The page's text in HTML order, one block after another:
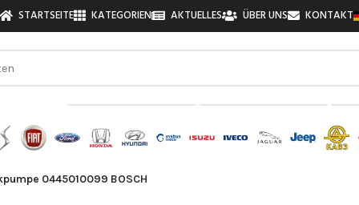
STARTSEITE KATEGORIEN AKTUELLES ÜBER UNS KONTAKT
finden!
0445010099 BOSCH